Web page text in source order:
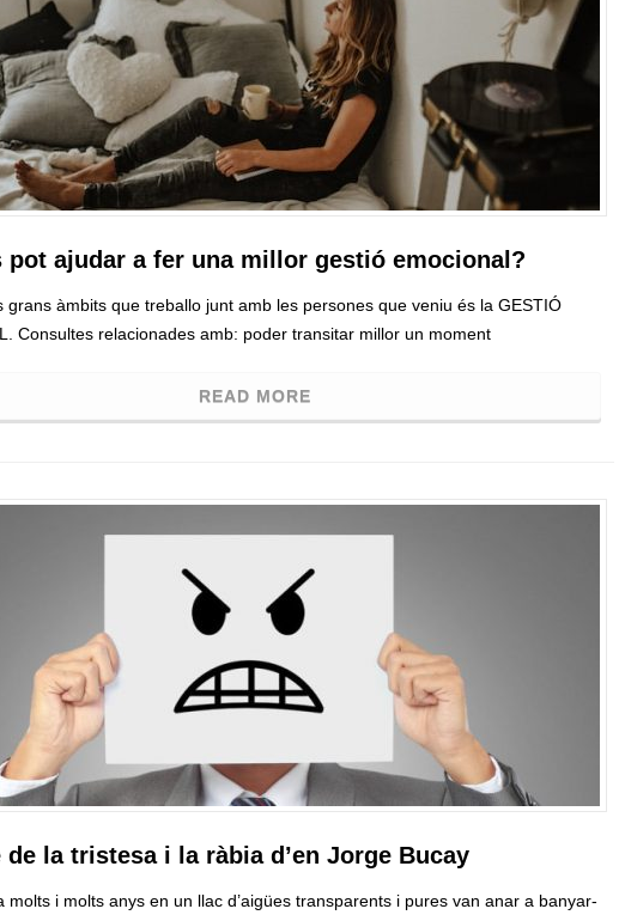
pot ajudar a fer una millor gestió emocional?
grans àmbits que treballo junt amb les persones que veniu és la GESTIÓ
Consultes relacionades amb: poder transitar millor un moment
READ MORE
de la tristesa i la ràbia d’en Jorge Bucay
molts i molts anys en un llac d’aigües transparents i pures van anar a banyar-